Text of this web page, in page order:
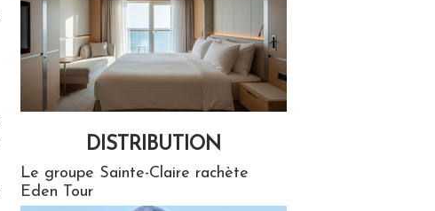
DISTRIBUTION
Le groupe Sainte-Claire rachète
Eden Tour